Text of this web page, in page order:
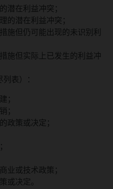
潜在利益冲突；
的潜在利益冲突；
施但仍可能出现的未识别利
施但实际上已发生的利益冲
表）：
；
；
政策或决定；
业或技术政策；
或决定。